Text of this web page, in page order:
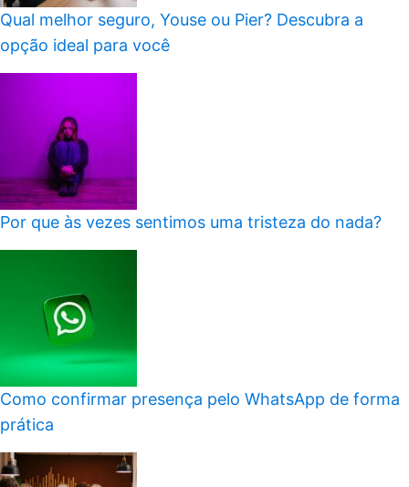
Qual melhor seguro, Youse ou Pier? Descubra a
opção ideal para você
Por que às vezes sentimos uma tristeza do nada?
Como confirmar presença pelo WhatsApp de forma
prática